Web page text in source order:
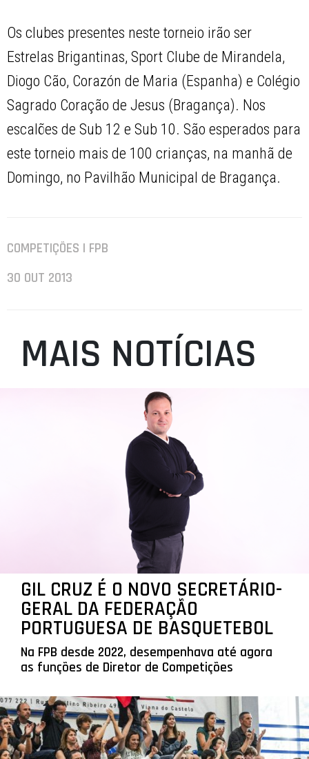
Os clubes presentes neste torneio irão ser
Estrelas Brigantinas, Sport Clube de Mirandela,
Diogo Cão, Corazón de Maria (Espanha) e Colégio
Sagrado Coração de Jesus (Bragança). Nos
escalões de Sub 12 e Sub 10. São esperados para
este torneio mais de 100 crianças, na manhã de
Domingo, no Pavilhão Municipal de Bragança.
COMPETIÇÕES | FPB
30 OUT 2013
MAIS NOTÍCIAS
GIL CRUZ É O NOVO SECRETÁRIO-
GERAL DA FEDERAÇÃO
PORTUGUESA DE BASQUETEBOL
Na FPB desde 2022, desempenhava até agora
as funções de Diretor de Competições